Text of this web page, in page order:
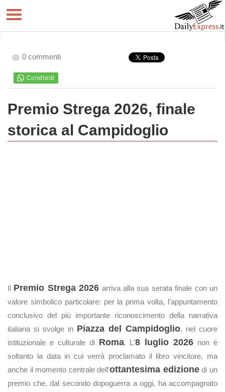
0 commenti
Premio Strega 2026, finale
storica al Campidoglio
Il Premio Strega 2026 arriva alla sua serata finale con un
valore simbolico particolare: per la prima volta, l'appuntamento
conclusivo del più importante riconoscimento della narrativa
italiana si svolge in Piazza del Campidoglio, nel cuore
istituzionale e culturale di Roma. L'8 luglio 2026 non è
soltanto la data in cui verrà proclamato il libro vincitore, ma
anche il momento centrale dell'ottantesima edizionedi un
premio che, dal secondo dopoguerra a oggi, ha accompagnato